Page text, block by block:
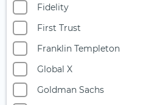
Holz
Immobilien
Infrastruktur
Innovative Technologien
Islam
Fidelity
First Trust
Franklin Templeton
Global X
Goldman Sachs